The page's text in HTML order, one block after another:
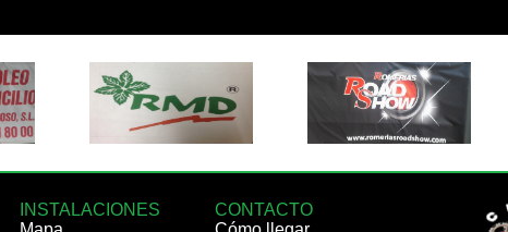
INSTALACIONES
CONTACTO